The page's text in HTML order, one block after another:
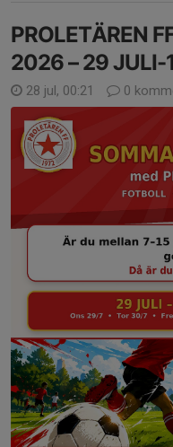
PROLETÄREN
2026 – 29 JULI-
28 jul, 00:21 0